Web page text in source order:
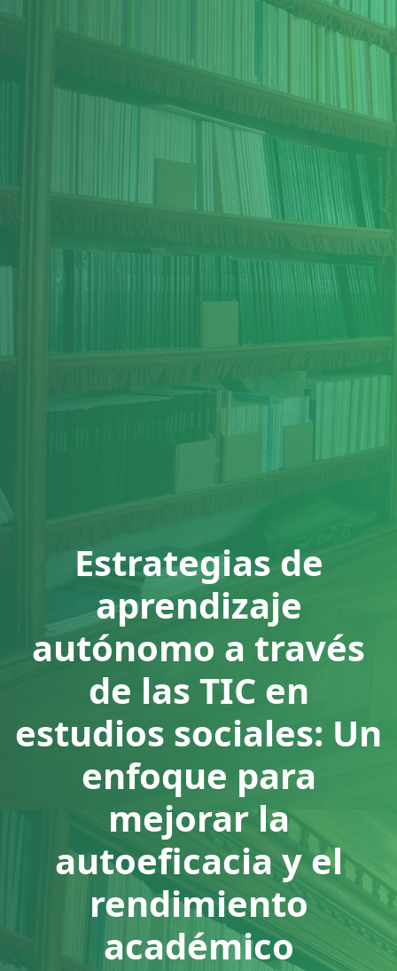
Estrategias de
aprendizaje
autónomo a través
de las TIC en
estudios sociales: Un
enfoque para
mejorar la
autoeficacia y el
rendimiento
académico